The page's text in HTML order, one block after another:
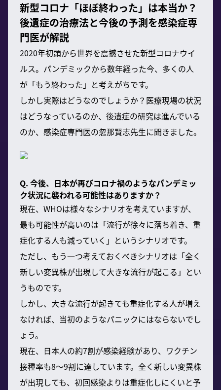
新型コロナ「ほぼ終わった」は本当か？
後遺症の治療法と今後の予測を感染症専
門医が解説
2020年初頭から世界を震撼させた新型コロナウイ
ルス。パンデミックから数年経った今、多くの人
が「もう終わった」と考えがちです。
しかし実際はどうなのでしょうか？医療現場の状況
はどうなっているのか、後遺症の研究は進んでいる
のか、感染症専門医の忽那賢志先生に聞きました。
Q. 今後、日本が再びコロナ禍のようなパンデミッ
ク状況に襲われる可能性はありますか？
現在、WHOは様々なシナリオを考えていますが、
最も可能性が高いのは「流行が徐々に落ち着き、重
症化する人も減っていく」というシナリオです。
ただし、もう一つ考えておくべきシナリオは「全く
新しい変異株が出現して大きな流行が起こる」とい
うものです。
しかし、大きな流行が起きても重症化する人が増え
なければ、当初のようなパニックにはならないでし
ょう。
現在、日本人の約7割が感染経験があり、ワクチン
接種率も8〜9割に達しています。全く新しい変異株
が出現しても、初回感染よりは重症化しにくいと予